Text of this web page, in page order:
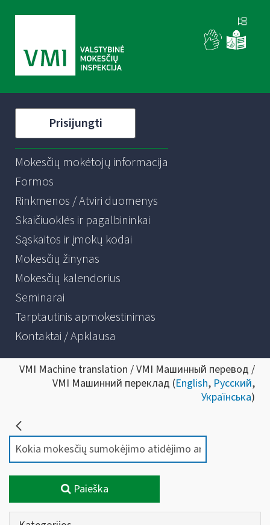
Prisijungti
Mokesčių mokėtojų informacija
Formos
Rinkmenos / Atviri duomenys
Skaičiuoklės ir pagalbininkai
Sąskaitos ir įmokų kodai
Mokesčių žinynas
Mokesčių kalendorius
Seminarai
Tarptautinis apmokestinimas
Kontaktai / Apklausa
VMI Machine translation / VMI Машинный перевод /
VMI Машинний переклад (English, Русский,
Українська)
Paieška